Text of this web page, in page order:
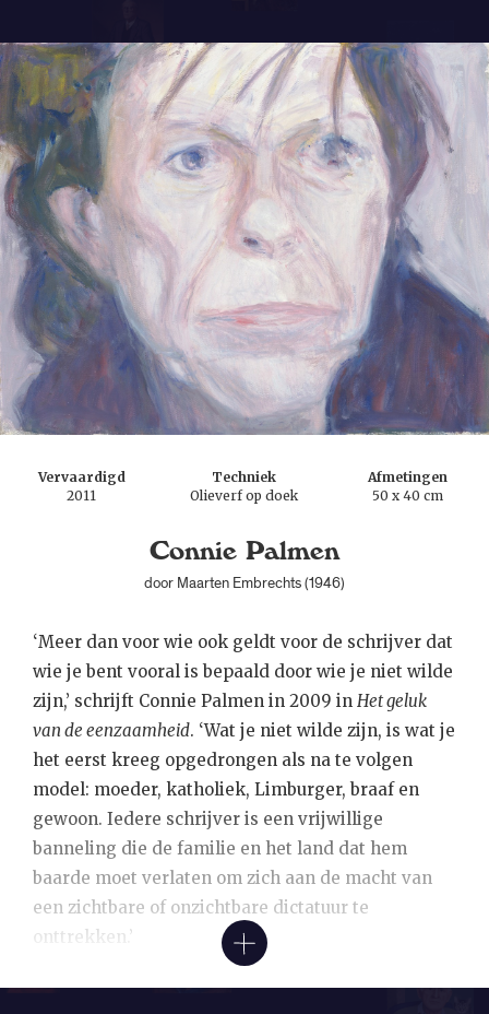
Vervaardigd
2011
Techniek
Olieverf op doek
Afmetingen
50 x 40 cm
Connie Palmen
door Maarten Embrechts (1946)
‘Meer dan voor wie ook geldt voor de schrijver dat
wie je bent vooral is bepaald door wie je niet wilde
zijn,’ schrijft Connie Palmen in 2009 in Het geluk
van de eenzaamheid. ‘Wat je niet wilde zijn, is wat je
het eerst kreeg opgedrongen als na te volgen
model: moeder, katholiek, Limburger, braaf en
gewoon. Iedere schrijver is een vrijwillige
banneling die de familie en het land dat hem
baarde moet verlaten om zich aan de macht van
een zichtbare of onzichtbare dictatuur te
onttrekken.’
Het zoeken van een eigen weg is een belangrijk